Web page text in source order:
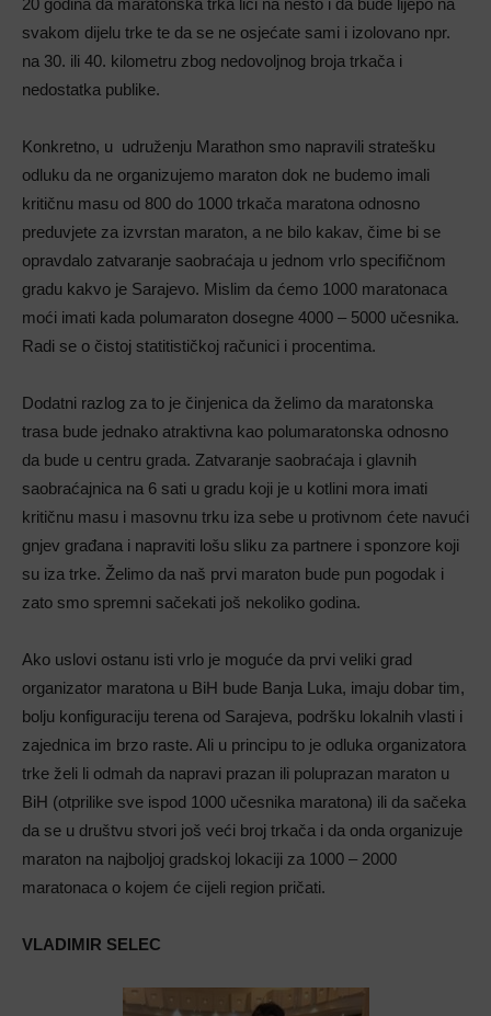
20 godina da maratonska trka liči na nešto i da bude lijepo na
svakom dijelu trke te da se ne osjećate sami i izolovano npr.
na 30. ili 40. kilometru zbog nedovoljnog broja trkača i
nedostatka publike.
Konkretno, u udruženju Marathon smo napravili stratešku
odluku da ne organizujemo maraton dok ne budemo imali
kritičnu masu od 800 do 1000 trkača maratona odnosno
preduvjete za izvrstan maraton, a ne bilo kakav, čime bi se
opravdalo zatvaranje saobraćaja u jednom vrlo specifičnom
gradu kakvo je Sarajevo. Mislim da ćemo 1000 maratonaca
moći imati kada polumaraton dosegne 4000 – 5000 učesnika.
Radi se o čistoj statitističkoj računici i procentima.
Dodatni razlog za to je činjenica da želimo da maratonska
trasa bude jednako atraktivna kao polumaratonska odnosno
da bude u centru grada. Zatvaranje saobraćaja i glavnih
saobraćajnica na 6 sati u gradu koji je u kotlini mora imati
kritičnu masu i masovnu trku iza sebe u protivnom ćete navući
gnjev građana i napraviti lošu sliku za partnere i sponzore koji
su iza trke. Želimo da naš prvi maraton bude pun pogodak i
zato smo spremni sačekati još nekoliko godina.
Ako uslovi ostanu isti vrlo je moguće da prvi veliki grad
organizator maratona u BiH bude Banja Luka, imaju dobar tim,
bolju konfiguraciju terena od Sarajeva, podršku lokalnih vlasti i
zajednica im brzo raste. Ali u principu to je odluka organizatora
trke želi li odmah da napravi prazan ili poluprazan maraton u
BiH (otprilike sve ispod 1000 učesnika maratona) ili da sačeka
da se u društvu stvori još veći broj trkača i da onda organizuje
maraton na najboljoj gradskoj lokaciji za 1000 – 2000
maratonaca o kojem će cijeli region pričati.
VLADIMIR SELEC